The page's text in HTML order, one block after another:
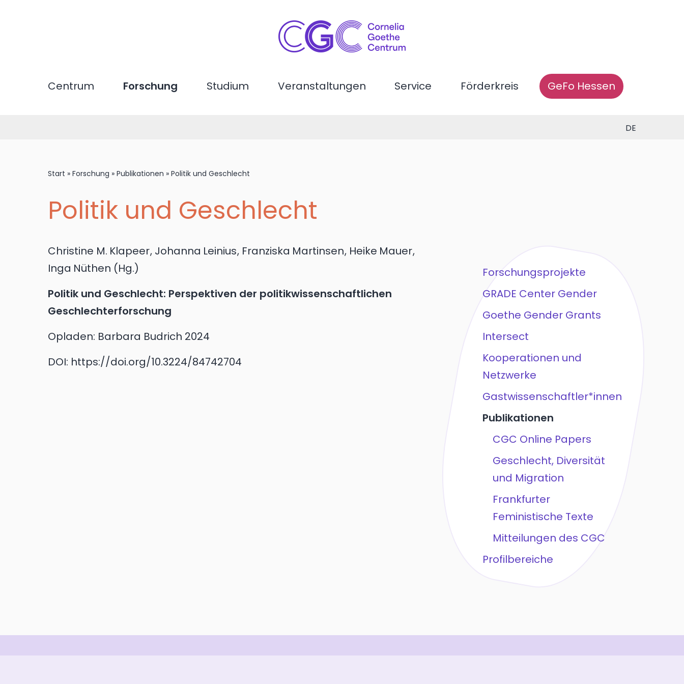
Centrum Forschung Studium Veranstaltungen Service Förderkreis GeFo Hessen
DE
Start » Forschung » Publikationen » Politik und Geschlecht
Politik und Geschlecht
Christine M. Klapeer, Johanna Leinius, Franziska Martinsen, Heike Mauer,
Inga Nüthen (Hg.)
Politik und Geschlecht: Perspektiven der politikwissenschaftlichen
Geschlechterforschung
Opladen: Barbara Budrich 2024
DOI: https://doi.org/10.3224/84742704
Forschungsprojekte
GRADE Center Gender
Goethe Gender Grants
Intersect
Kooperationen und
Netzwerke
Gastwissenschaftler*innen
Publikationen
CGC Online Papers
Geschlecht, Diversität
und Migration
Frankfurter
Feministische Texte
Mitteilungen des CGC
Profilbereiche